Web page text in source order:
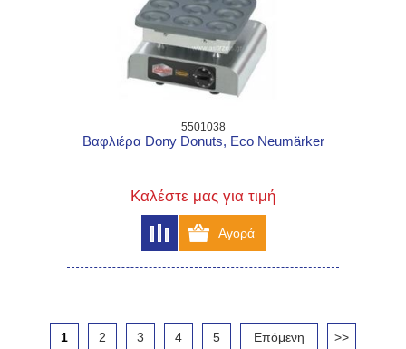
5501038
Βαφλιέρα Dony Donuts, Eco Neumärker
Καλέστε μας για τιμή
1 2 3 4 5 Επόμενη >>